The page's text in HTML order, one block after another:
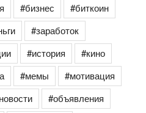
#бизнес
#биткоин
#заработок
#история
#кино
#мемы
#мотивация
#объявления